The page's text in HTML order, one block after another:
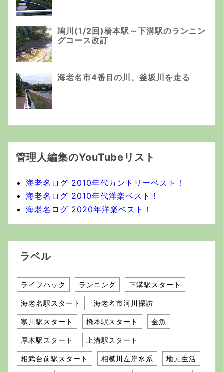
鳩川(1/2回)橋本駅～下溝駅のランニン
グコース改訂
海老名市4番目の川、釜坂川を走る
管理人編集のYouTubeリスト
海老名ログ 2010年代カントリーベスト！
海老名ログ 2010年代洋楽ベスト！
海老名ログ 2020年洋楽ベスト！
ラベル
ライフハック ランニング 下溝駅スタート
海老名駅スタート 海老名市河川探訪
寒川駅スタート 橋本駅スタート 金魚
厚木駅スタート 上溝駅スタート
相武台前駅スタート 相模川左岸水系 地元生活